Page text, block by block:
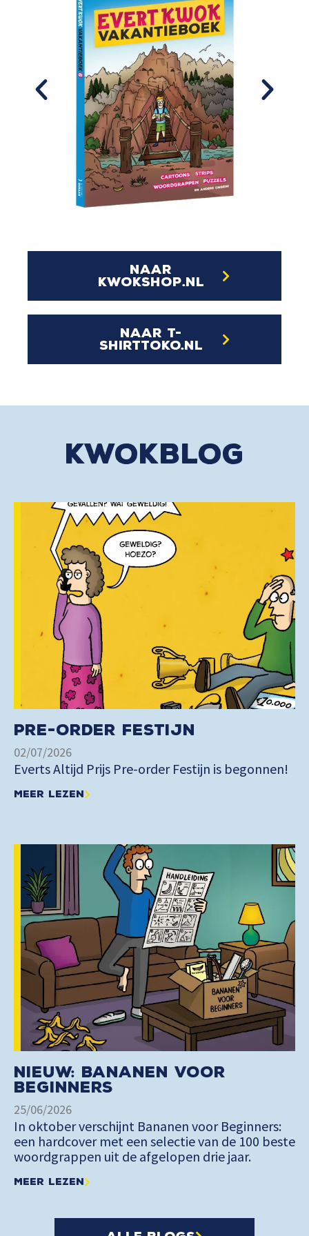
naar
kwokshop.nl
naar t-
shirttoko.nl
kwokblog
Pre-order Festijn
02/07/2026
Everts Altijd Prijs Pre-order Festijn is begonnen!
Meer lezen
Nieuw: Bananen voor
Beginners
25/06/2026
In oktober verschijnt Bananen voor Beginners:
een hardcover met een selectie van de 100 beste
woordgrappen uit de afgelopen drie jaar.
Meer lezen